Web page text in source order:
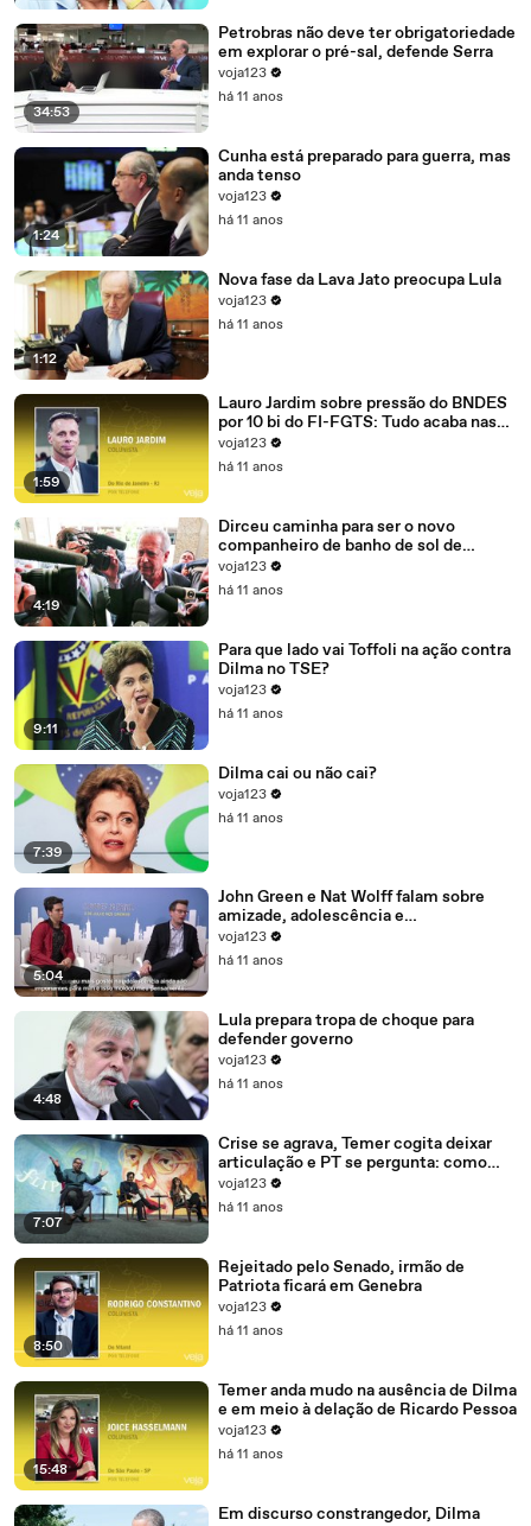
34:53
Petrobras não deve ter obrigatoriedade
em explorar o pré-sal, defende Serra
voja123
há 11 anos
1:24
Cunha está preparado para guerra, mas
anda tenso
voja123
há 11 anos
1:12
Nova fase da Lava Jato preocupa Lula
voja123
há 11 anos
1:59
Lauro Jardim sobre pressão do BNDES
por 10 bi do FI-FGTS: Tudo acaba nas
mãos de Cunha
voja123
há 11 anos
4:19
Dirceu caminha para ser o novo
companheiro de banho de sol de
Marcelo Odebrecht e Cia.
voja123
há 11 anos
9:11
Para que lado vai Toffoli na ação contra
Dilma no TSE?
voja123
há 11 anos
7:39
Dilma cai ou não cai?
voja123
há 11 anos
5:04
John Green e Nat Wolff falam sobre
amizade, adolescência e
amadurecimento
voja123
há 11 anos
4:48
Lula prepara tropa de choque para
defender governo
voja123
há 11 anos
7:07
Crise se agrava, Temer cogita deixar
articulação e PT se pergunta: como
recompor o governo?
voja123
há 11 anos
8:50
Rejeitado pelo Senado, irmão de
Patriota ficará em Genebra
voja123
há 11 anos
15:48
Temer anda mudo na ausência de Dilma
e em meio à delação de Ricardo Pessoa
voja123
há 11 anos
Em discurso constrangedor, Dilma